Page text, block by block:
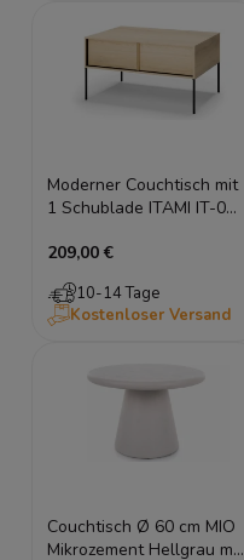
Moderner Couchtisch mit
1 Schublade ITAMI IT-07
Schwarz 100x70 cm
209,00 €
10-14 Tage
Kostenloser Versand
Couchtisch Ø 60 cm MIO
Mikrozement Hellgrau mit